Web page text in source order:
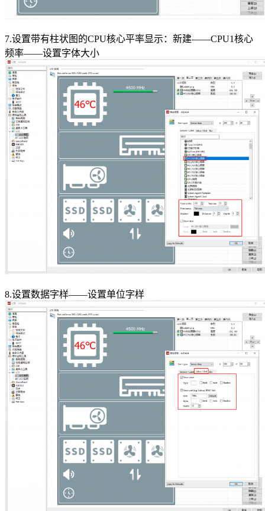
7.设置带有柱状图的CPU核心平率显示：新建——CPU1核心
频率——设置字体大小
8.设置数据字样——设置单位字样